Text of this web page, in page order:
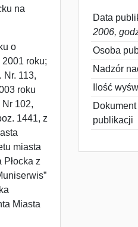
na
o
roku;
Nr. 113,
roku
102,
1441, z
miasta
z
Miasta
Data
2006,
Osoba
Nadzór
Ilość
publikacji